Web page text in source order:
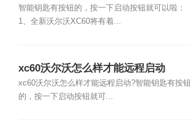
智能钥匙有按钮的，按一下启动按钮就可以啦：
1、全新沃尔沃XC60将有着...
xc60沃尔沃怎么样才能远程启动
xc60沃尔沃怎么样才能远程启动?智能钥匙有按钮
的，按一下启动按钮就可...